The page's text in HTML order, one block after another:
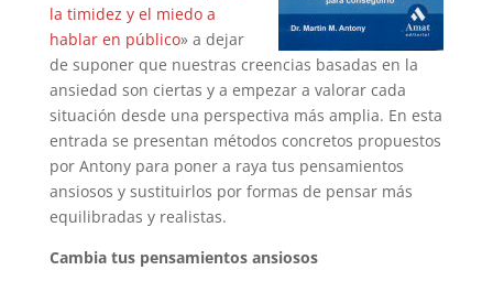
la timidez y el miedo a
hablar en público» a dejar
de suponer que nuestras creencias basadas en la
ansiedad son ciertas y a empezar a valorar cada
situación desde una perspectiva más amplia. En esta
entrada se presentan métodos concretos propuestos
por Antony para poner a raya tus pensamientos
ansiosos y sustituirlos por formas de pensar más
equilibradas y realistas.
Cambia tus pensamientos ansiosos